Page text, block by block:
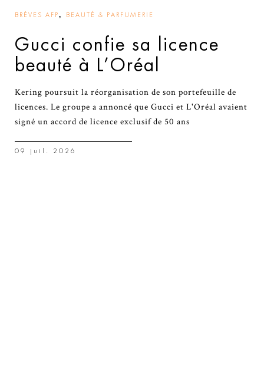
BRÈVES AFP, BEAUTÉ & PARFUMERIE
Gucci confie sa licence
beauté à L’Oréal
Kering poursuit la réorganisation de son portefeuille de
licences. Le groupe a annoncé que Gucci et L'Oréal avaient
signé un accord de licence exclusif de 50 ans
09 juil. 2026